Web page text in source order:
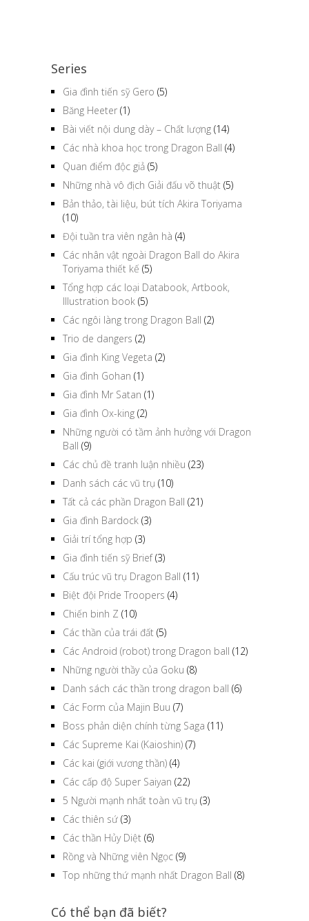
Series
Gia đình tiến sỹ Gero (5)
Băng Heeter (1)
Bài viết nội dung dày – Chất lượng (14)
Các nhà khoa học trong Dragon Ball (4)
Quan điểm độc giả (5)
Những nhà vô địch Giải đấu võ thuật (5)
Bản thảo, tài liệu, bút tích Akira Toriyama
(10)
Đội tuần tra viên ngân hà (4)
Các nhân vật ngoài Dragon Ball do Akira
Toriyama thiết kế (5)
Tổng hợp các loại Databook, Artbook,
Illustration book (5)
Các ngôi làng trong Dragon Ball (2)
Trio de dangers (2)
Gia đình King Vegeta (2)
Gia đình Gohan (1)
Gia đình Mr Satan (1)
Gia đình Ox-king (2)
Những người có tầm ảnh hưởng với Dragon
Ball (9)
Các chủ đề tranh luận nhiều (23)
Danh sách các vũ trụ (10)
Tất cả các phần Dragon Ball (21)
Gia đình Bardock (3)
Giải trí tổng hợp (3)
Gia đình tiến sỹ Brief(3)
Cấu trúc vũ trụ Dragon Ball (11)
Biệt đội Pride Troopers (4)
Chiến binh Z (10)
Các thần của trái đất (5)
Các Android (robot) trong Dragon ball (12)
Những người thầy của Goku (8)
Danh sách các thần trong dragon ball (6)
Các Form của Majin Buu (7)
Boss phản diện chính từng Saga (11)
Các Supreme Kai (Kaioshin) (7)
Các kai (giới vương thần) (4)
Các cấp độ Super Saiyan (22)
5 Người mạnh nhất toàn vũ trụ (3)
Các thiên sứ (3)
Các thần Hủy Diệt (6)
Rồng và Những viên Ngọc (9)
Top những thứ mạnh nhất Dragon Ball (8)
Có thể bạn đã biết?